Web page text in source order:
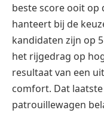
beste score ooit op
hanteert bij de
kandidaten zijn op
het rijgedrag op
resultaat van een
comfort. Dat
patrouillewagen